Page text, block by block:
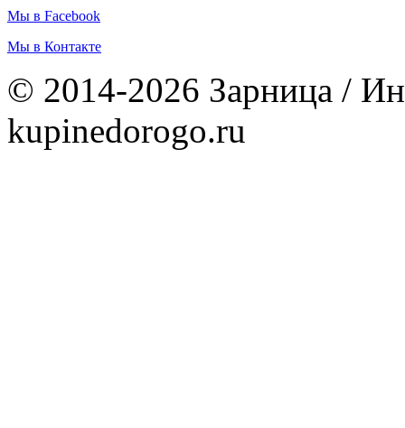
Мы в Facebook
Мы в Контакте
© 2014-2026 Зарница /
kupinedorogo.ru